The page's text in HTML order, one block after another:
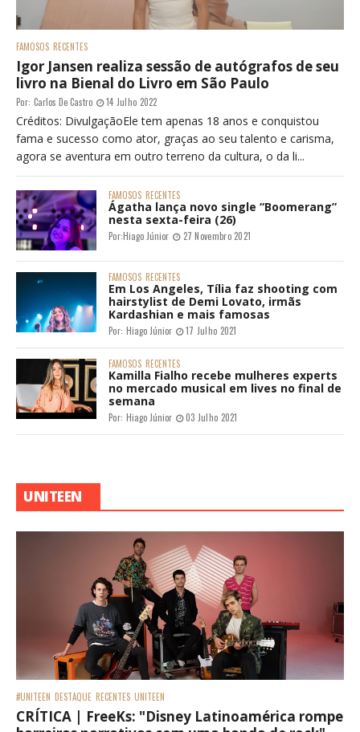
FAMOSOS RECENTES
Igor Jansen realiza sessão de autógrafos de seu
livro na Bienal do Livro em São Paulo
Por: Carlos De Castro 14 Julho 2022
Créditos: DivulgaçãoEle tem apenas 18 anos e conquistou
fama e sucesso como ator, graças ao seu talento e carisma,
agora se aventura em outro terreno da cultura, o da li...
FAMOSOS RECENTES
Ágatha lança novo single “Boomerang”
nesta sexta-feira (26)
Por:Hiago Júnior 27 Novembro 2021
FAMOSOS RECENTES
Em Los Angeles, Tília faz shooting com
hairstylist de Demi Lovato, irmãs
Kardashian e mais famosas
Por: Hiago Júnior 17 Julho 2021
FAMOSOS RECENTES
Kamilla Fialho recebe mulheres experts
no mercado musical em lives no final de
semana
Por: Hiago Júnior 03 Julho 2021
UNITEEN
#UNITEEN DESTAQUE RECENTES UNITEEN
CRÍTICA | FreeKs: "Disney Latinoamérica rompe